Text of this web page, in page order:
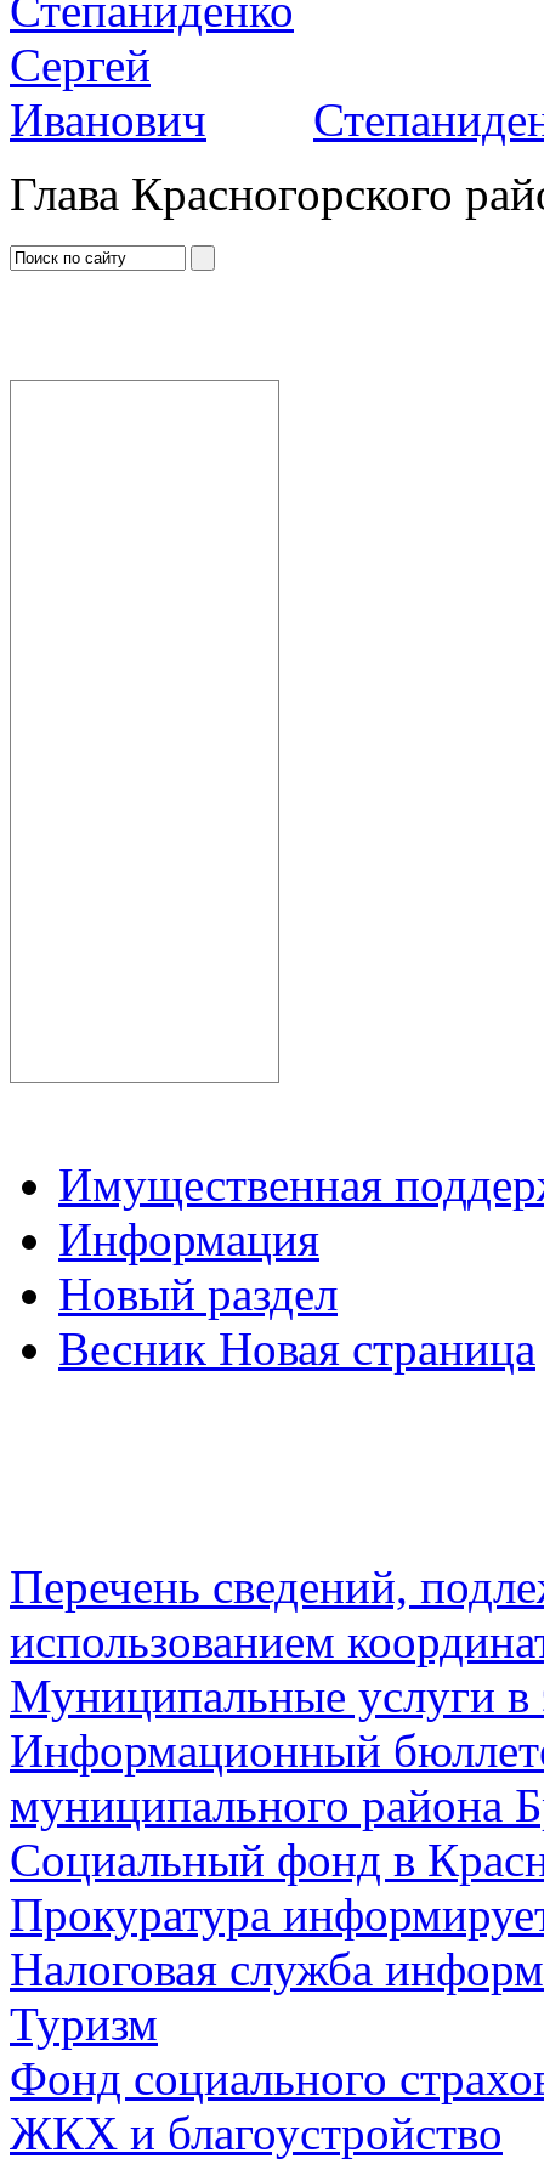
Глава Красногорского
Имущественная
Информация
Новый раздел
Весник Новая страница
Перечень сведений,
использованием
Муниципальные услуги в
Информационный
муниципального района
Социальный фонд в
Прокуратура
Налоговая служба
Туризм
Фонд социального
ЖКХ и благоустройство